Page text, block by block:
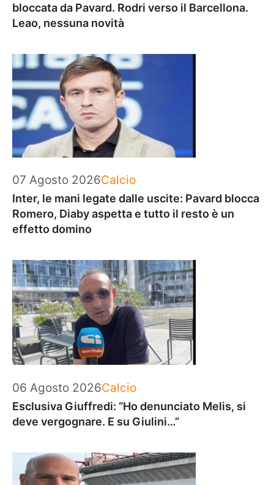
bloccata da Pavard. Rodri verso il Barcellona.
Leao, nessuna novità
07 Agosto 2026Categorie
Calcio
Inter, le mani legate dalle uscite: Pavard blocca
Romero, Diaby aspetta e tutto il resto è un
effetto domino
06 Agosto 2026Categorie
Calcio
Esclusiva Giuffredi: “Ho denunciato Melis, si
deve vergognare. E su Giulini…”